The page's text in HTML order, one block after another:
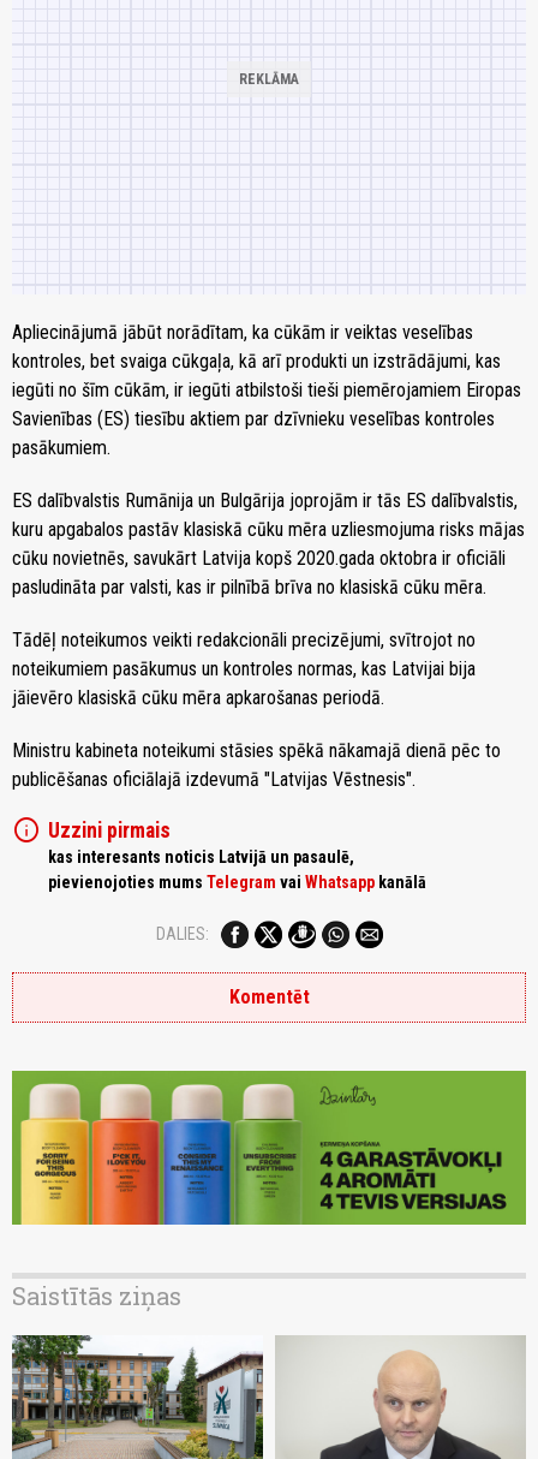
Apliecinājumā jābūt norādītam, ka cūkām ir veiktas veselības
kontroles, bet svaiga cūkgaļa, kā arī produkti un izstrādājumi, kas
iegūti no šīm cūkām, ir iegūti atbilstoši tieši piemērojamiem Eiropas
Savienības (ES) tiesību aktiem par dzīvnieku veselības kontroles
pasākumiem.
ES dalībvalstis Rumānija un Bulgārija joprojām ir tās ES dalībvalstis,
kuru apgabalos pastāv klasiskā cūku mēra uzliesmojuma risks mājas
cūku novietnēs, savukārt Latvija kopš 2020.gada oktobra ir oficiāli
pasludināta par valsti, kas ir pilnībā brīva no klasiskā cūku mēra.
Tādēļ noteikumos veikti redakcionāli precizējumi, svītrojot no
noteikumiem pasākumus un kontroles normas, kas Latvijai bija
jāievēro klasiskā cūku mēra apkarošanas periodā.
Ministru kabineta noteikumi stāsies spēkā nākamajā dienā pēc to
publicēšanas oficiālajā izdevumā "Latvijas Vēstnesis".
info Uzzini pirmais
kas interesants noticis Latvijā un pasaulē,
pievienojoties mums Telegram vai Whatsapp kanālā
DALIES:
Komentēt
Saistītās ziņas